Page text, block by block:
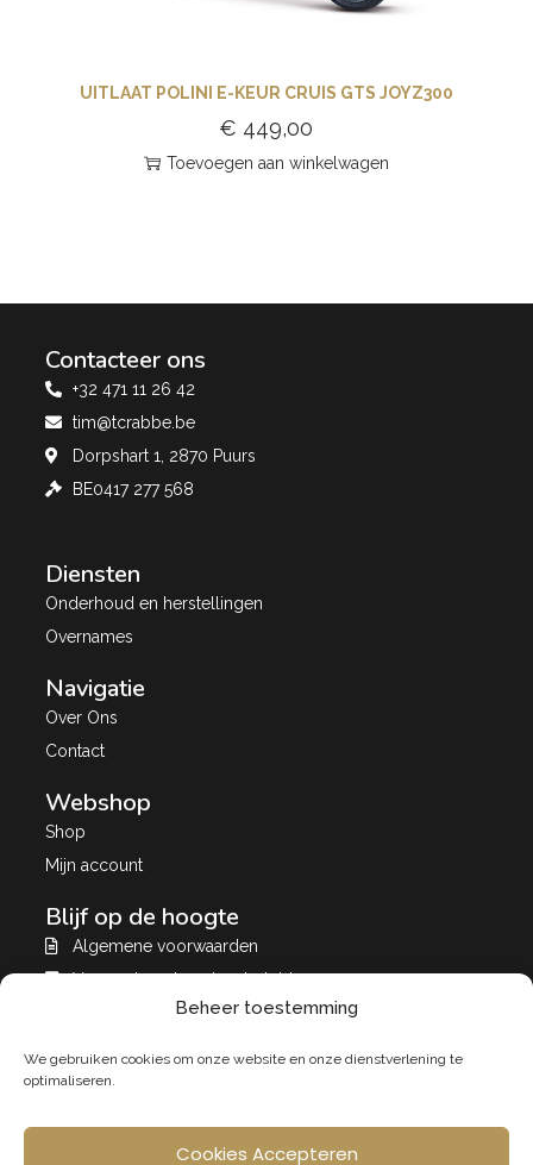
Beheer toestemming
We gebruiken cookies om onze website en onze dienstverlening te
optimaliseren.
Cookies Accepteren
UITLAAT POLINI E-KEUR CRUIS GTS JOYZ300
€ 449,00
Toevoegen aan winkelwagen
Contacteer ons
+32 471 11 26 42
tim@tcrabbe.be
Dorpshart 1, 2870 Puurs
BE0417 277 568
Diensten
Onderhoud en herstellingen
Overnames
Navigatie
Over Ons
Contact
Webshop
Shop
Mijn account
Blijf op de hoogte
Algemene voorwaarden
Verzend- en leveringsbeleid
A&A Store